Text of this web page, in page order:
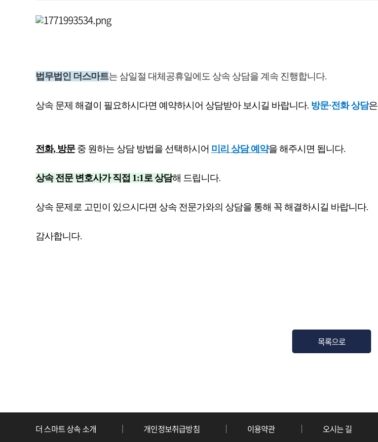
법무법인 더스마트는 삼일절 대체공휴일에도 상속 상담을 계속 진행합니다.
상속 문제 해결이 필요하시다면 예약하시어 상담받아 보시길 바랍니다. 방문·전화 상담은
전화, 방문중 원하는 상담 방법을 선택하시어 미리 상담 예약을 해주시면 됩니다.
상속 전문 변호사가 직접 1:1로 상담해 드립니다.
상속 문제로 고민이 있으시다면 상속 전문가와의 상담을 통해 꼭 해결하시길 바랍니다.
감사합니다.
목록으로
더 스마트 상속 소개 개인정보취급방침 이용약관 오시는 길